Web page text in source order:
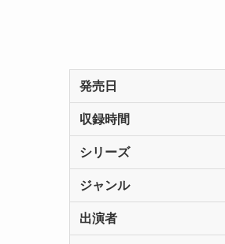
発売日
収録時間
シリーズ
ジャンル
出演者